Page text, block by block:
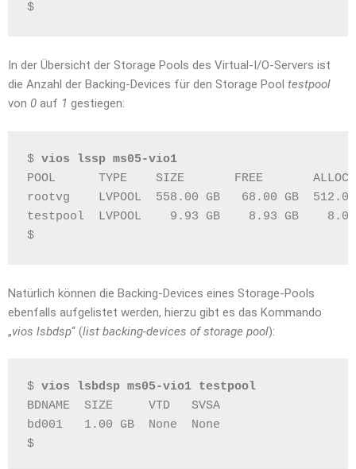
$
In der Übersicht der Storage Pools des Virtual-I/O-Servers ist
die Anzahl der Backing-Devices für den Storage Pool testpool
von 0 auf 1 gestiegen:
$ vios lssp ms05-vio1
POOL      TYPE    SIZE       FREE       ALLOC
rootvg    LVPOOL  558.00 GB   68.00 GB
testpool  LVPOOL    9.93 GB    8.93 GB
$
Natürlich können die Backing-Devices eines Storage-Pools
ebenfalls aufgelistet werden, hierzu gibt es das Kommando
„vios lsbdsp“ (list backing-devices of storage pool):
$ vios lsbdsp ms05-vio1 testpool
BDNAME  SIZE     VTD   SVSA
bd001   1.00 GB  None  None
$